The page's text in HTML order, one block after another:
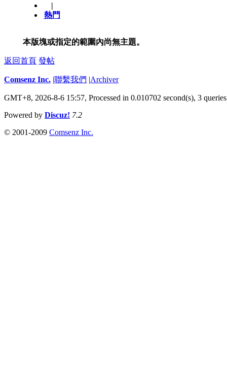
|
熱門
本版塊或指定的範圍內尚無主題。
返回首頁 發帖
Comsenz Inc. |聯繫我們 |Archiver
GMT+8, 2026-8-6 15:57, Processed in 0.010702 second(s), 3 queries
Powered by Discuz! 7.2
© 2001-2009 Comsenz Inc.